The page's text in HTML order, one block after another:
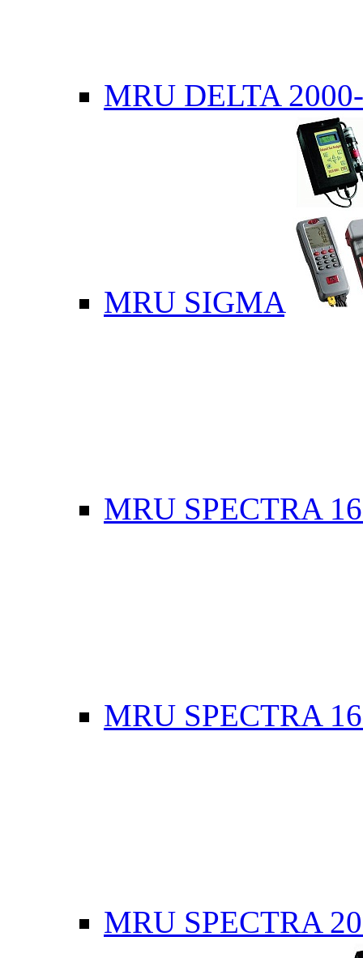
MRU DELTA
MRU SIGMA
MRU SPECTRA
MRU SPECTRA
MRU SPECTRA